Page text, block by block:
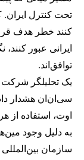
تحت کنترل ایران.
کنند خطر هدف
ایرانی عبور
توافق‌اند.
یک تحلیلگر شرکت
سی‌ان‌ان هشدار
اوت، استفاده از
به دلیل وجود